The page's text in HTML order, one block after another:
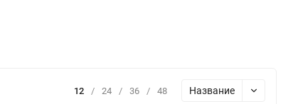
12 / 24 / 36 / 48 Название